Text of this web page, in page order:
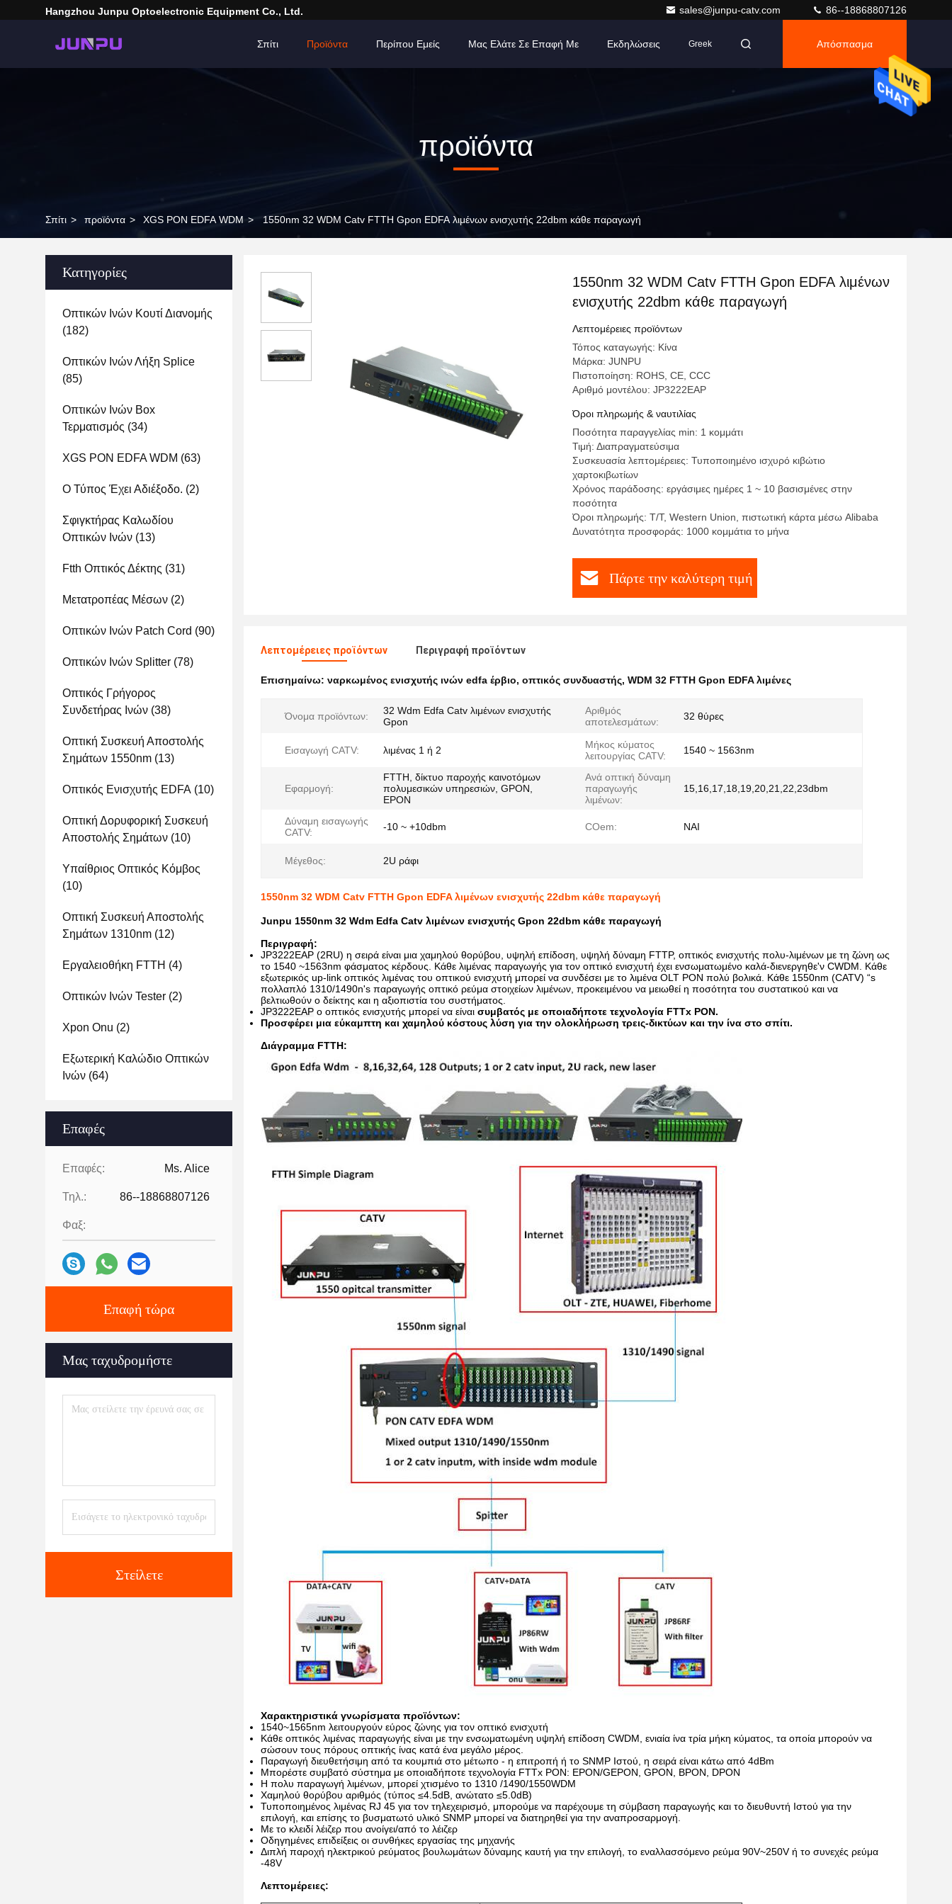
Hangzhou Junpu Optoelectronic Equipment Co., Ltd. sales@junpu-catv.com 86--18868807126
Σπίτι Προϊόντα Περίπου Εμείς Μας Ελάτε Σε Επαφή Με Εκδηλώσεις Greek Απόσπασμα
προϊόντα
Σπίτι > προϊόντα > XGS PON EDFA WDM > 1550nm 32 WDM Catv FTTH Gpon EDFA λιμένων ενισχυτής 22dbm κάθε παραγωγή
Κατηγορίες
Οπτικών Ινών Κουτί Διανομής
(182)
Οπτικών Ινών Λήξη Splice
(85)
Οπτικών Ινών Box
Τερματισμός (34)
XGS PON EDFA WDM (63)
Ο Τύπος Έχει Αδιέξοδο. (2)
Σφιγκτήρας Καλωδίου
Οπτικών Ινών (13)
Ftth Οπτικός Δέκτης (31)
Μετατροπέας Μέσων (2)
Οπτικών Ινών Patch Cord (90)
Οπτικών Ινών Splitter (78)
Οπτικός Γρήγορος
Συνδετήρας Ινών (38)
Οπτική Συσκευή Αποστολής
Σημάτων 1550nm (13)
Οπτικός Ενισχυτής EDFA (10)
Οπτική Δορυφορική Συσκευή
Αποστολής Σημάτων (10)
Υπαίθριος Οπτικός Κόμβος
(10)
Οπτική Συσκευή Αποστολής
Σημάτων 1310nm (12)
Εργαλειοθήκη FTTH (4)
Οπτικών Ινών Tester (2)
Xpon Onu (2)
Εξωτερική Καλώδιο Οπτικών
Ινών (64)
Επαφές
Επαφές: Ms. Alice
Τηλ.: 86--18868807126
Φαξ:
Επαφή τώρα
Μας ταχυδρομήστε
Στείλετε
1550nm 32 WDM Catv FTTH Gpon EDFA λιμένων
ενισχυτής 22dbm κάθε παραγωγή
Λεπτομέρειες προϊόντων
Τόπος καταγωγής: Κίνα
Μάρκα: JUNPU
Πιστοποίηση: ROHS, CE, CCC
Αριθμό μοντέλου: JP3222EAP
Όροι πληρωμής & ναυτιλίας
Ποσότητα παραγγελίας min: 1 κομμάτι
Τιμή: Διαπραγματεύσιμα
Συσκευασία λεπτομέρειες: Τυποποιημένο ισχυρό κιβώτιο
χαρτοκιβωτίων
Χρόνος παράδοσης: εργάσιμες ημέρες 1 ~ 10 βασισμένες στην
ποσότητα
Όροι πληρωμής: T/T, Western Union, πιστωτική κάρτα μέσω Alibaba
Δυνατότητα προσφοράς: 1000 κομμάτια το μήνα
Πάρτε την καλύτερη τιμή
Λεπτομέρειες προϊόντων Περιγραφή προϊόντων
Επισημαίνω: ναρκωμένος ενισχυτής ινών edfa έρβιο, οπτικός συνδυαστής, WDM 32 FTTH Gpon EDFA λιμένες
Όνομα προϊόντων:
32 Wdm Edfa Catv λιμένων ενισχυτής
Gpon
Αριθμός
αποτελεσμάτων:
32 θύρες
Εισαγωγή CATV: λιμένας 1 ή 2
Μήκος κύματος
λειτουργίας CATV:
1540 ~ 1563nm
Εφαρμογή:
FTTH, δίκτυο παροχής καινοτόμων
πολυμεσικών υπηρεσιών, GPON,
EPON
Ανά οπτική δύναμη
παραγωγής
λιμένων:
15,16,17,18,19,20,21,22,23dbm
Δύναμη εισαγωγής
CATV:
-10 ~ +10dbm COem: ΝΑΙ
Μέγεθος: 2U ράφι
1550nm 32 WDM Catv FTTH Gpon EDFA λιμένων ενισχυτής 22dbm κάθε παραγωγή
Junpu 1550nm 32 Wdm Edfa Catv λιμένων ενισχυτής Gpon 22dbm κάθε παραγωγή
Περιγραφή:
JP3222EAP (2RU) η σειρά είναι μια χαμηλού θορύβου, υψηλή επίδοση, υψηλή δύναμη FTTP, οπτικός ενισχυτής πολυ-λιμένων με τη ζώνη ως
το 1540 ~1563nm φάσματος κέρδους. Κάθε λιμένας παραγωγής για τον οπτικό ενισχυτή έχει ενσωματωμένο καλά-διενεργηθε'ν CWDM. Κάθε
εξωτερικός up-link οπτικός λιμένας του οπτικού ενισχυτή μπορεί να συνδέσει με το λιμένα OLT PON πολύ βολικά. Κάθε 1550nm (CATV) “s
πολλαπλό 1310/1490n's παραγωγής οπτικό ρεύμα στοιχείων λιμένων, προκειμένου να μειωθεί η ποσότητα του συστατικού και να
βελτιωθούν ο δείκτης και η αξιοπιστία του συστήματος.
JP3222EAP ο οπτικός ενισχυτής μπορεί να είναι συμβατός με οποιαδήποτε τεχνολογία FTTx PON.
Προσφέρει μια εύκαμπτη και χαμηλού κόστους λύση για την ολοκλήρωση τρεις-δικτύων και την ίνα στο σπίτι.
Διάγραμμα FTTH:
Χαρακτηριστικά γνωρίσματα προϊόντων:
1540~1565nm λειτουργούν εύρος ζώνης για τον οπτικό ενισχυτή
Κάθε οπτικός λιμένας παραγωγής είναι με την ενσωματωμένη υψηλή επίδοση CWDM, ενιαία ίνα τρία μήκη κύματος, τα οποία μπορούν να
σώσουν τους πόρους οπτικής ίνας κατά ένα μεγάλο μέρος.
Παραγωγή διευθετήσιμη από τα κουμπιά στο μέτωπο - η επιτροπή ή το SNMP Ιστού, η σειρά είναι κάτω από 4dBm
Μπορέστε συμβατό σύστημα με οποιαδήποτε τεχνολογία FTTx PON: EPON/GEPON, GPON, BPON, DPON
Η πολυ παραγωγή λιμένων, μπορεί χτισμένο το 1310 /1490/1550WDM
Χαμηλού θορύβου αριθμός (τύπος ≤4.5dB, ανώτατο ≤5.0dB)
Τυποποιημένος λιμένας RJ 45 για τον τηλεχειρισμό, μπορούμε να παρέχουμε τη σύμβαση παραγωγής και το διευθυντή Ιστού για την
επιλογή, και επίσης το βυσματωτό υλικό SNMP μπορεί να διατηρηθεί για την αναπροσαρμογή.
Με το κλειδί λέιζερ που ανοίγει/από το λέιζερ
Οδηγημένες επιδείξεις οι συνθήκες εργασίας της μηχανής
Διπλή παροχή ηλεκτρικού ρεύματος βουλωμάτων δύναμης καυτή για την επιλογή, το εναλλασσόμενο ρεύμα 90V~250V ή το συνεχές ρεύμα
-48V
Λεπτομέρειες: